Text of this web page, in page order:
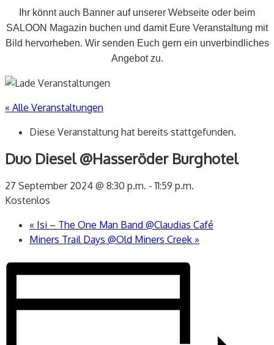
Ihr könnt auch Banner auf unserer Webseite oder beim
SALOON Magazin buchen und damit Eure Veranstaltung mit
Bild hervorheben. Wir senden Euch gern ein unverbindliches
Angebot zu.
« Alle Veranstaltungen
Diese Veranstaltung hat bereits stattgefunden.
Duo Diesel @Hasseröder Burghotel
27 September 2024 @ 8:30 p.m. -11:59 p.m.
Kostenlos
« Isi – The One Man Band @Claudias Café
Miners Trail Days @Old Miners Creek »